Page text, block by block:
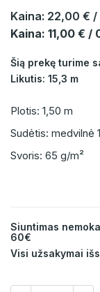
Kaina: 22,00 € /
Kaina: 11,00 € /
Šią prekę turime
Likutis: 15,3 m
Plotis: 1,50 m
Sudėtis: medvilnė
Svoris: 65 g/m²
Siuntimas
60€
Visi užsakymai